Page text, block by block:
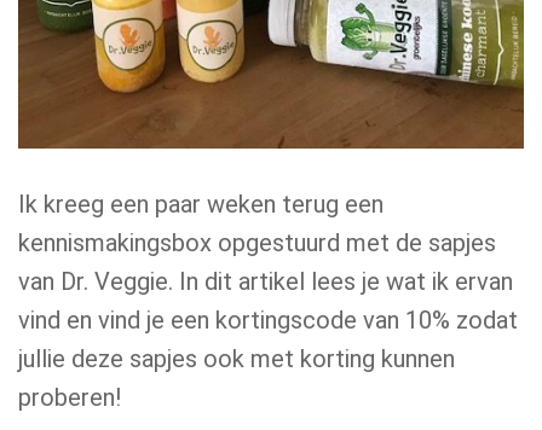
Ik kreeg een paar weken terug een
kennismakingsbox opgestuurd met de sapjes
van Dr. Veggie. In dit artikel lees je wat ik ervan
vind en vind je een kortingscode van 10% zodat
jullie deze sapjes ook met korting kunnen
proberen!